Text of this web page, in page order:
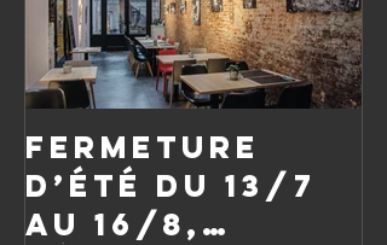
Fermeture
d’été du 13/7
au 16/8,